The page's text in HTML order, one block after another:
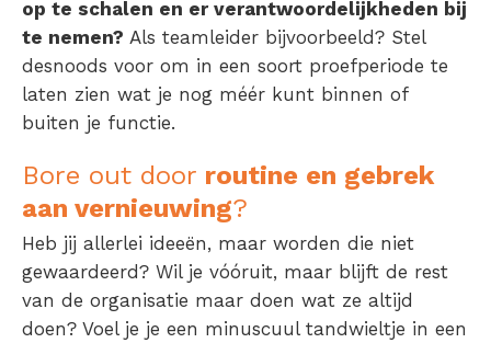
op te schalen en er verantwoordelijkheden bij
te nemen? Als teamleider bijvoorbeeld? Stel
desnoods voor om in een soort proefperiode te
laten zien wat je nog méér kunt binnen of
buiten je functie.
Bore out door routine en gebrek
aan vernieuwing?
Heb jij allerlei ideeën, maar worden die niet
gewaardeerd? Wil je vóóruit, maar blijft de rest
van de organisatie maar doen wat ze altijd
doen? Voel je je een minuscuul tandwieltje in een